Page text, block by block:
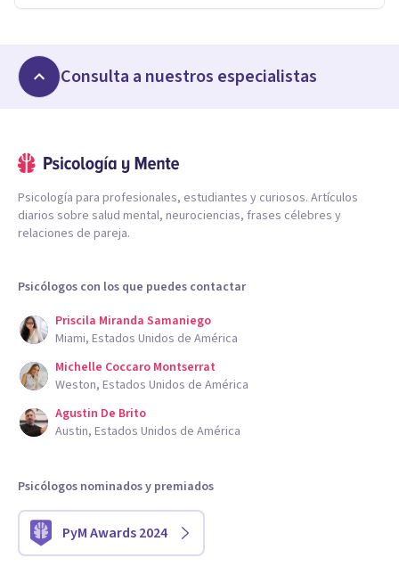
Consulta a nuestros especialistas
Psicología para profesionales, estudiantes y curiosos. Artículos
diarios sobre salud mental, neurociencias, frases célebres y
relaciones de pareja.
Psicólogos con los que puedes contactar
Priscila Miranda Samaniego
Miami, Estados Unidos de América
Michelle Coccaro Montserrat
Weston, Estados Unidos de América
Agustin De Brito
Austin, Estados Unidos de América
Psicólogos nominados y premiados
PyM Awards 2024